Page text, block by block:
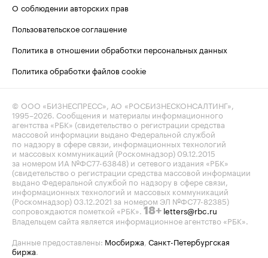
О соблюдении авторских прав
Пользовательское соглашение
Политика в отношении обработки персональных данных
Политика обработки файлов cookie
© ООО «БИЗНЕСПРЕСС», АО «РОСБИЗНЕСКОНСАЛТИНГ»,
1995–2026 . Сообщения и материалы информационного
агентства «РБК» (свидетельство о регистрации средства
массовой информации выдано Федеральной службой
по надзору в сфере связи, информационных технологий
и массовых коммуникаций (Роскомнадзор) 09.12.2015
за номером ИА №ФС77-63848) и сетевого издания «РБК»
(свидетельство о регистрации средства массовой информации
выдано Федеральной службой по надзору в сфере связи,
информационных технологий и массовых коммуникаций
(Роскомнадзор) 03.12.2021 за номером ЭЛ №ФС77-82385)
сопровождаются пометкой «РБК». 18+ letters@rbc.ru
Владельцем сайта является информационное агентство «РБК».
Данные предоставлены: Мосбиржа Санкт-Петербургская
биржа